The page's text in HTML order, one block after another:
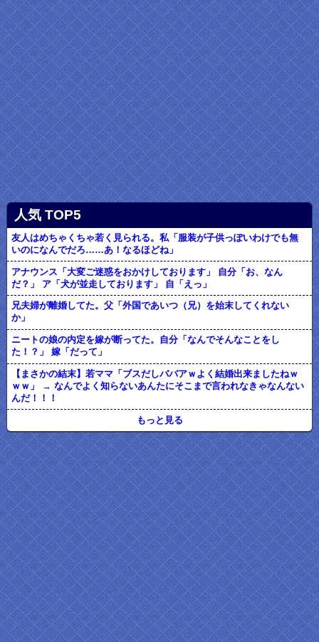
人気 TOP5
友人はめちゃくちゃ若く見られる。私「服装が子供っぽいわけでも無
いのになんでだろ……あ！なるほどね」
アナウンス「大変ご迷惑をおかけしております」 自分「お、なん
だ？」 ア「犬が並走しております」 自「えっ」
兄夫婦が離婚してた。父「外国であいつ（兄）を始末してくれない
か」
ニートの娘の内定を嫁が断ってた。自分「なんでそんなことをし
た！？」 嫁「だって」
【まさかの結末】若ママ「ブスだしババアｗよく結婚出来ましたねｗ
ｗｗ」 → なんでよく知らないあんたにそこまで言われなきゃなんない
んだ！！！
もっと見る